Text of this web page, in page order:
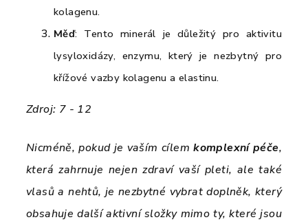
kolagenu.
Měď: Tento minerál je důležitý pro aktivitu
lysyloxidázy, enzymu, který je nezbytný pro
křížové vazby kolagenu a elastinu.
Zdroj: 7 - 12
Nicméně, pokud je vaším cílem komplexnípéče,
která zahrnuje nejen zdraví vaší pleti, ale také
vlasů a nehtů, je nezbytné vybrat doplněk, který
obsahuje další aktivní složky mimo ty, které jsou